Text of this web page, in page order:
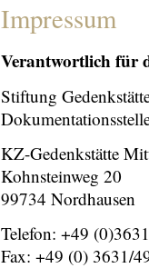
Impressum
Verantwortlich für
Stiftung
KZ-Gedenkstätte
Kohnsteinweg 20
99734 Nordhausen
Telefon: +49
Fax: +49 (0) 3631/